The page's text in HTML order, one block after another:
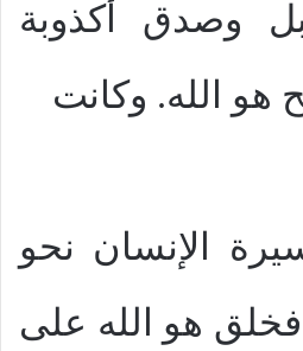
بل وصدق أكذوبة
هو الله. وكانت
الإنسان نحو
فخلق هو الله على